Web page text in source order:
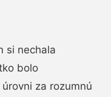
si nechala
bolo
za rozumnú